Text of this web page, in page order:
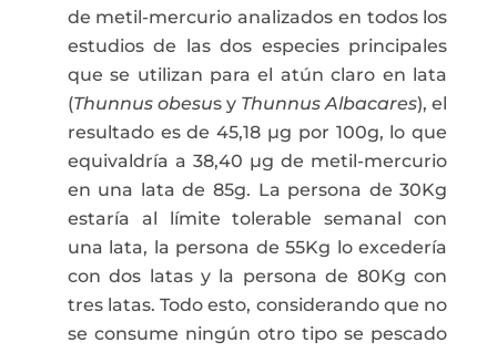
de metil-mercurio analizados en todos los
estudios de las dos especies principales
que se utilizan para el atún claro en lata
(Thunnus obesus y Thunnus Albacares), el
resultado es de 45,18 µg por 100g, lo que
equivaldría a 38,40 µg de metil-mercurio
en una lata de 85g. La persona de 30Kg
estaría al límite tolerable semanal con
una lata, la persona de 55Kg lo excedería
con dos latas y la persona de 80Kg con
tres latas. Todo esto, considerando que no
se consume ningún otro tipo se pescado